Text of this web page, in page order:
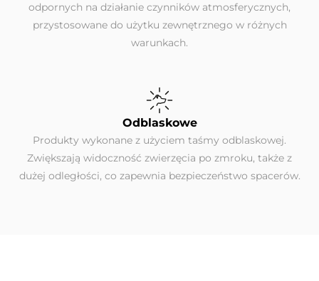
odpornych na działanie czynników atmosferycznych,
przystosowane do użytku zewnętrznego w różnych
warunkach.
Odblaskowe
Produkty wykonane z użyciem taśmy odblaskowej.
Zwiększają widoczność zwierzęcia po zmroku, także z
dużej odległości, co zapewnia bezpieczeństwo spacerów.